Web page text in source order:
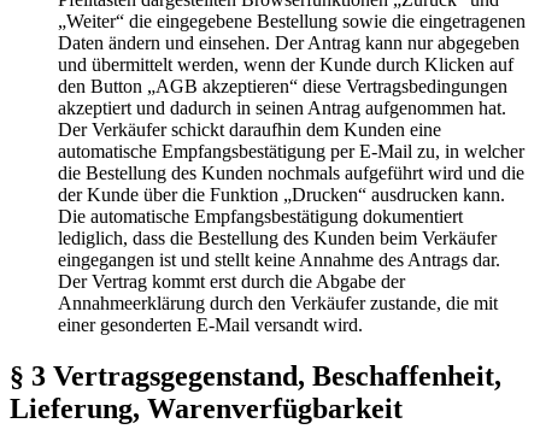
„Weiter“ die eingegebene Bestellung sowie die eingetragenen
Daten ändern und einsehen. Der Antrag kann nur abgegeben
und übermittelt werden, wenn der Kunde durch Klicken auf
den Button „AGB akzeptieren“ diese Vertragsbedingungen
akzeptiert und dadurch in seinen Antrag aufgenommen hat.
Der Verkäufer schickt daraufhin dem Kunden eine
automatische Empfangsbestätigung per E-Mail zu, in welcher
die Bestellung des Kunden nochmals aufgeführt wird und die
der Kunde über die Funktion „Drucken“ ausdrucken kann.
Die automatische Empfangsbestätigung dokumentiert
lediglich, dass die Bestellung des Kunden beim Verkäufer
eingegangen ist und stellt keine Annahme des Antrags dar.
Der Vertrag kommt erst durch die Abgabe der
Annahmeerklärung durch den Verkäufer zustande, die mit
einer gesonderten E-Mail versandt wird.
§ 3 Vertragsgegenstand, Beschaffenheit,
Lieferung, Warenverfügbarkeit